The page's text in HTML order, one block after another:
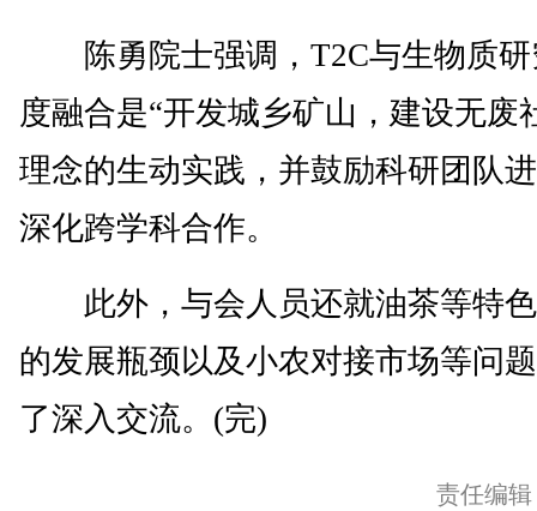
陈勇院士强调，T2C与生物质研
度融合是“开发城乡矿山，建设无废
理念的生动实践，并鼓励科研团队
深化跨学科合作。
此外，与会人员还就油茶等特
的发展瓶颈以及小农对接市场等问
了深入交流。(完)
责任编